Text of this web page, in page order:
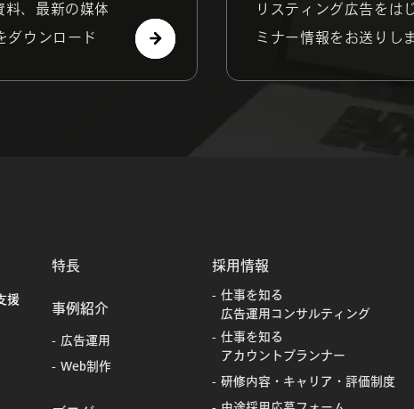
料、最新の媒体
ダウンロード
リスティング広告をは
ミナー情報をお送りし
援
特長
事例紹介
広告運用
Web制作
採用情報
仕事を知る
広告運用コンサルティング
仕事を知る
アカウントプランナー
研修内容・キャリア・評価制度